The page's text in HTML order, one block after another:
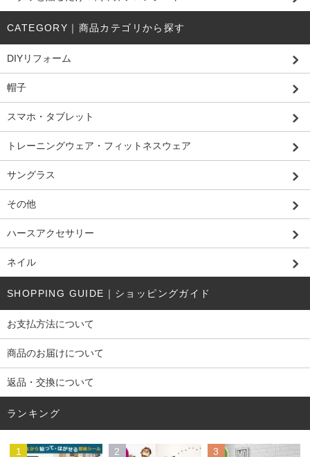
CATEGORY｜商品カテゴリから探す
DIYリフォーム
帽子
スマホ・タブレット
トレーニングウェア・フィットネスウェア
サングラス
その他
ハースアクセサリー
ネイル
SHOPPING GUIDE｜ショッピングガイド
お支払方法について
商品のお届けについて
返品・交換について
ランキング
1 2 3